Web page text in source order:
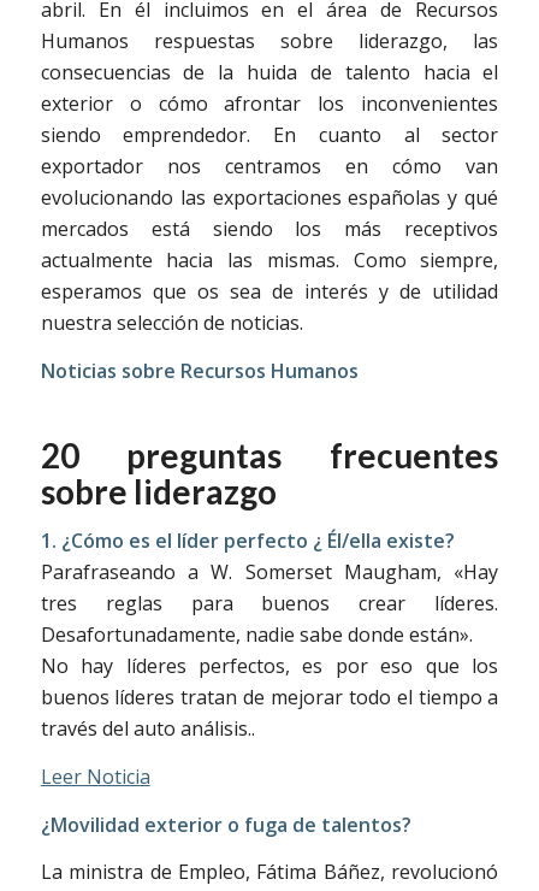
abril. En él incluimos en el área de Recursos
Humanos respuestas sobre liderazgo, las
consecuencias de la huida de talento hacia el
exterior o cómo afrontar los inconvenientes
siendo emprendedor. En cuanto al sector
exportador nos centramos en cómo van
evolucionando las exportaciones españolas y qué
mercados está siendo los más receptivos
actualmente hacia las mismas. Como siempre,
esperamos que os sea de interés y de utilidad
nuestra selección de noticias.
Noticias sobre Recursos Humanos
20 preguntas frecuentes
sobre liderazgo
1. ¿Cómo es el líder perfecto ¿ Él/ella existe?
Parafraseando a W. Somerset Maugham, «Hay
tres reglas para buenos crear líderes.
Desafortunadamente, nadie sabe donde están».
No hay líderes perfectos, es por eso que los
buenos líderes tratan de mejorar todo el tiempo a
través del auto análisis..
Leer Noticia
¿Movilidad exterior o fuga de talentos?
La ministra de Empleo, Fátima Báñez, revolucionó